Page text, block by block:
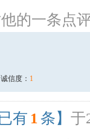
的一条点
诚信度： 1
有 1 条】 于